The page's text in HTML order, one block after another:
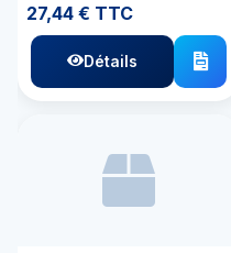
27,44 € TTC
Détails